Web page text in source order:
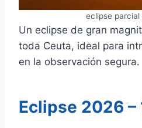
eclipse
Un eclipse de gran
toda Ceuta, ideal para
en la observación segura.
Eclipse 2026 –